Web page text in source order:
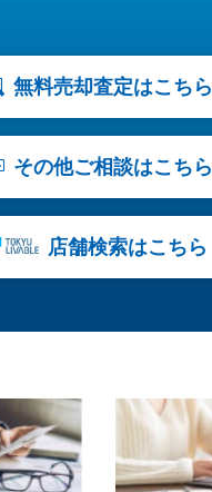
無料売却査定はこちら
その他ご相談はこちら
店舗検索はこちら